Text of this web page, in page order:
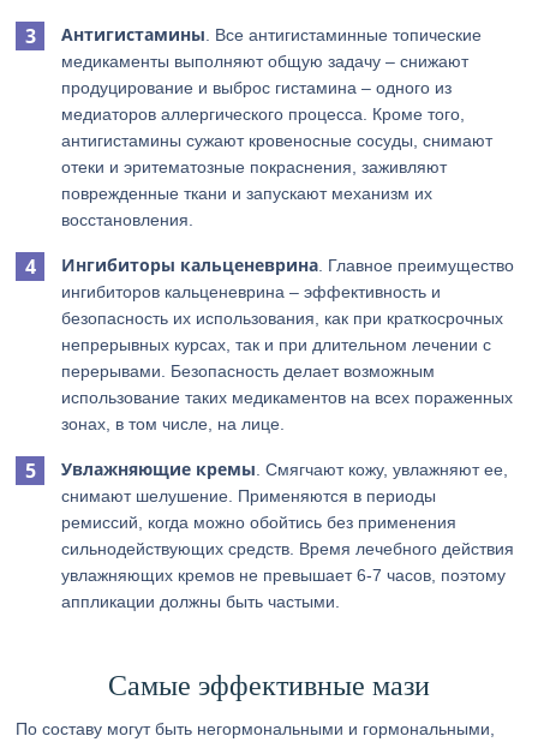
Антигистамины . Все антигистаминные топические
медикаменты выполняют общую задачу – снижают
продуцирование и выброс гистамина – одного из
медиаторов аллергического процесса. Кроме того,
антигистамины сужают кровеносные сосуды, снимают
отеки и эритематозные покраснения, заживляют
поврежденные ткани и запускают механизм их
восстановления.
Ингибиторы кальценеврина . Главное преимущество
ингибиторов кальценеврина – эффективность и
безопасность их использования, как при краткосрочных
непрерывных курсах, так и при длительном лечении с
перерывами. Безопасность делает возможным
использование таких медикаментов на всех пораженных
зонах, в том числе, на лице.
Увлажняющие кремы . Смягчают кожу, увлажняют ее,
снимают шелушение. Применяются в периоды
ремиссий, когда можно обойтись без применения
сильнодействующих средств. Время лечебного действия
увлажняющих кремов не превышает 6-7 часов, поэтому
аппликации должны быть частыми.
Самые эффективные мази
По составу могут быть негормональными и гормональными,